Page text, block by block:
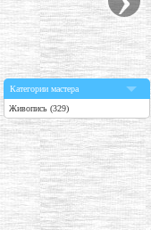
Категории мастера
Живопись (329)